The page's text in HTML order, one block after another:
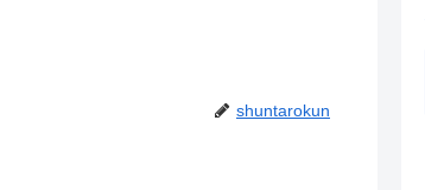
shuntarokun